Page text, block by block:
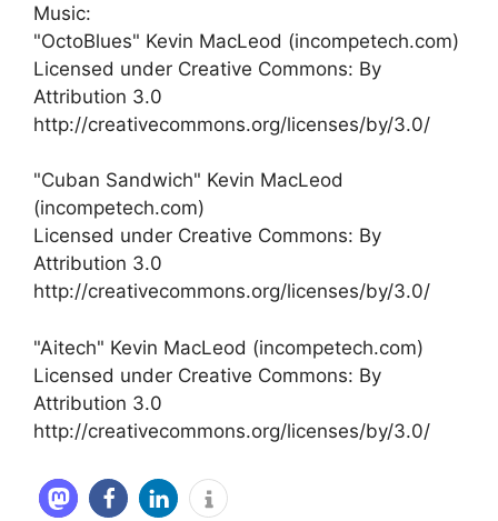
Music:
"OctoBlues" Kevin MacLeod (incompetech.com)
Licensed under Creative Commons: By
Attribution 3.0
http://creativecommons.org/licenses/by/3.0/
"Cuban Sandwich" Kevin MacLeod
(incompetech.com)
Licensed under Creative Commons: By
Attribution 3.0
http://creativecommons.org/licenses/by/3.0/
"Aitech" Kevin MacLeod (incompetech.com)
Licensed under Creative Commons: By
Attribution 3.0
http://creativecommons.org/licenses/by/3.0/